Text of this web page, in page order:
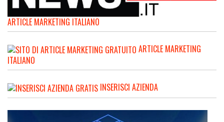
ARTICLE MARKETING ITALIANO
ARTICLE MARKETING
ITALIANO
INSERISCI AZIENDA